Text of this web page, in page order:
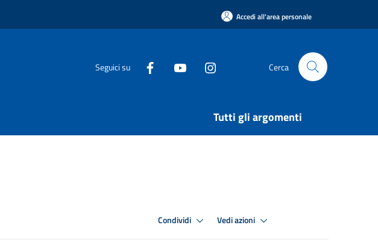
Accedi all'area personale
Seguici su Cerca
Tutti gli argomenti
Condividi Vedi azioni